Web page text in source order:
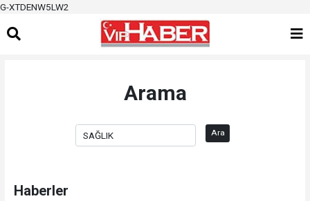
G-XTDENW5LW2
Arama
Ara
Haberler